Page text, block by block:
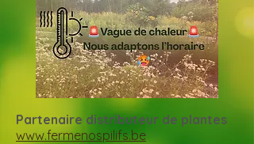
Partenaire distributeur de plantes
www.fermenospilifs.be